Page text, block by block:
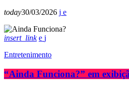
today30/03/2026
insert_link
Entretenimento
“Ainda Funciona?” em